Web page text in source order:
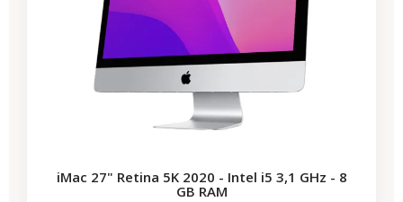
iMac 27" Retina 5K 2020 - Intel i5 3,1 GHz - 8
GB RAM